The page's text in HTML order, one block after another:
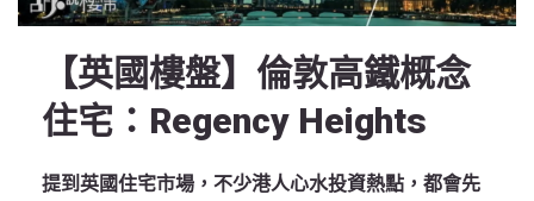
【英國樓盤】倫敦高鐵概念
住宅：Regency Heights
提到英國住宅市場，不少港人心水投資熱點，都會先